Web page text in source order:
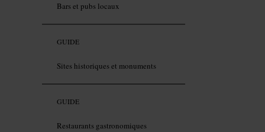
Bars et pubs locaux
GUIDE
Sites historiques et monuments
GUIDE
Restaurants gastronomiques